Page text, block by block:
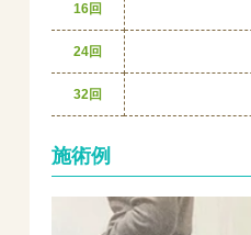
16回
24回
32回
施術例